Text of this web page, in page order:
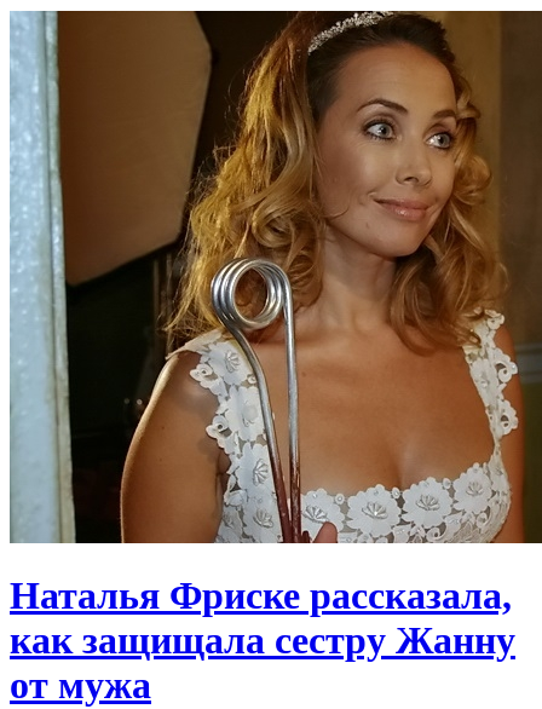
Наталья Фриске рассказала,
как защищала сестру Жанну
от мужа